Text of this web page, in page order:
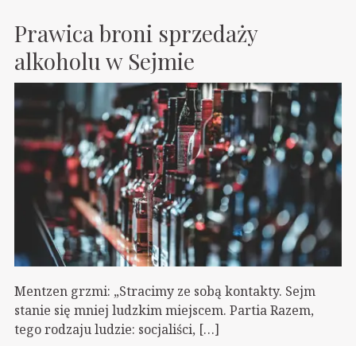
Prawica broni sprzedaży
alkoholu w Sejmie
Mentzen grzmi: „Stracimy ze sobą kontakty. Sejm
stanie się mniej ludzkim miejscem. Partia Razem,
tego rodzaju ludzie: socjaliści, […]